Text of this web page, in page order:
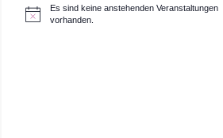
H
Es sind keine anstehenden Veranstaltungen
vorhanden.